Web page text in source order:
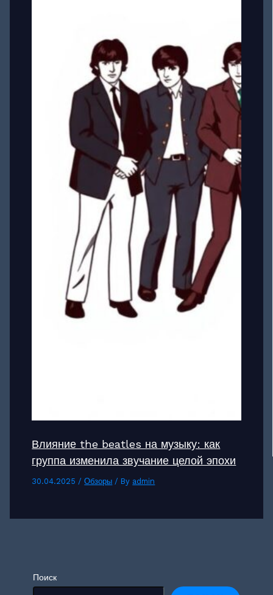
Влияние the beatles на музыку: как
группа изменила звучание целой эпохи
30.04.2025 /Обзоры / By admin
Поиск